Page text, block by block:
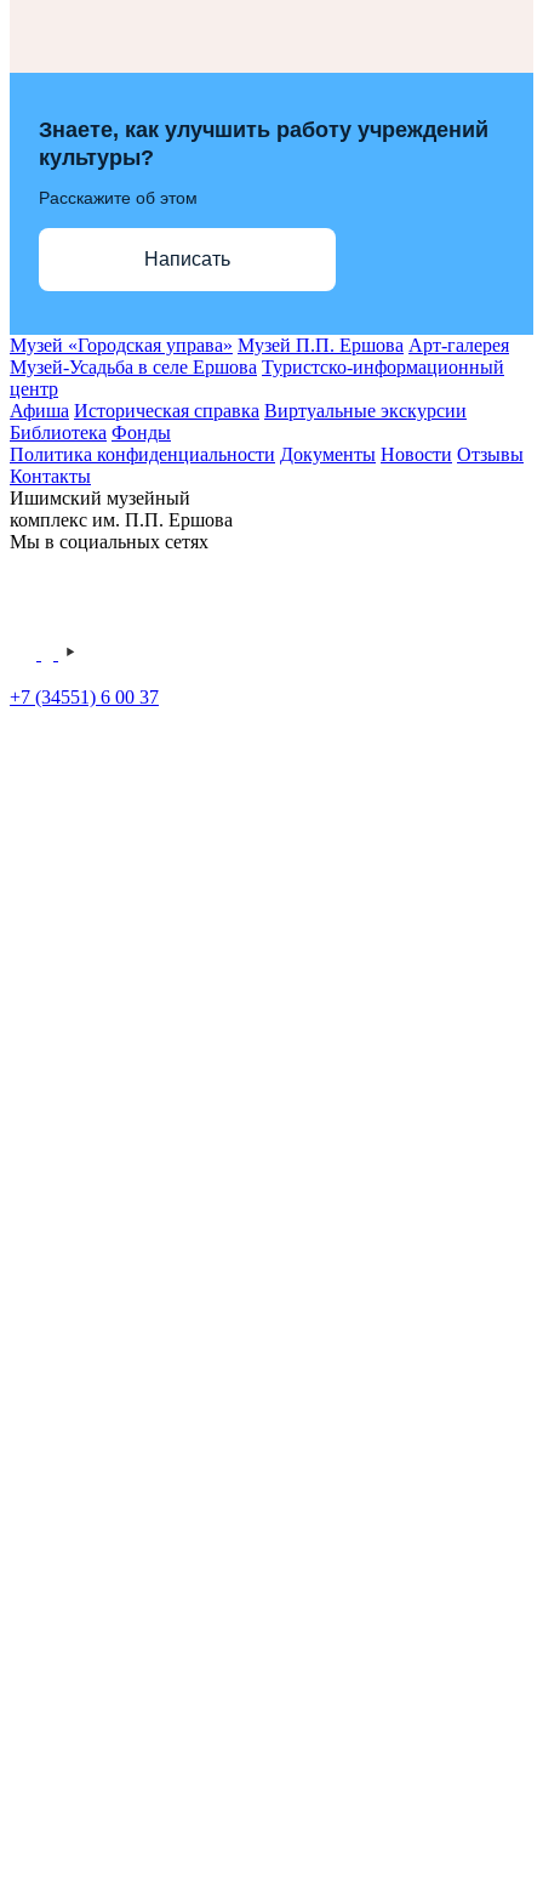
Знаете, как улучшить работу учреждений
культуры?
Расскажите об этом
Написать
Музей «Городская управа» Музей П.П. Ершова Арт-галерея
Музей-Усадьба в селе Ершова Туристско-информационный
центр
Афиша Историческая справка Виртуальные экскурсии
Библиотека Фонды
Политика конфиденциальности Документы Новости Отзывы
Контакты
Ишимский музейный
комплекс им. П.П. Ершова
Мы в социальных сетях
+7 (34551) 6 00 37